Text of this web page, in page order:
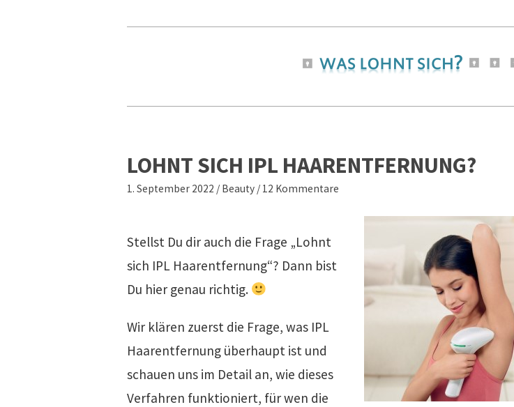
LOHNT SICH IPL HAARENTFERNUNG?
1. September 2022 / Beauty / 12 Kommentare
Stellst Du dir auch die Frage „Lohnt
sich IPL Haarentfernung“? Dann bist
Du hier genau richtig.
Wir klären zuerst die Frage, was IPL
Haarentfernung überhaupt ist und
schauen uns im Detail an, wie dieses
Verfahren funktioniert, für wen die